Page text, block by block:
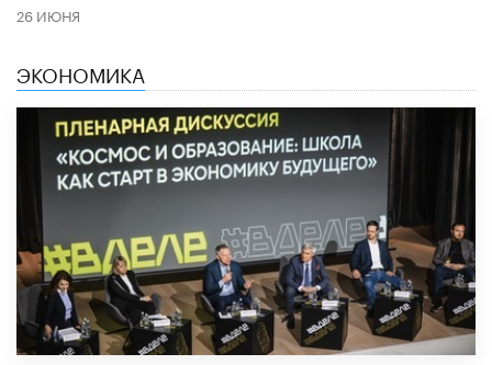
26 ИЮНЯ
ЭКОНОМИКА